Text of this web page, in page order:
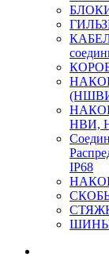
НВИ,
IP68
ШИНЫ